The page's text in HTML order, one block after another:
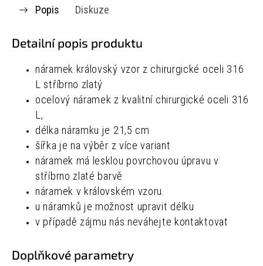
Popis Diskuze
Detailní popis produktu
náramek královský vzor z chirurgické oceli 316
L stříbrno zlatý
ocelový náramek z kvalitní chirurgické oceli 316
L,
délka náramku je 21,5 cm
šířka je na výběr z více variant
náramek má lesklou povrchovou úpravu v
stříbrno zlaté barvě
náramek v královském vzoru.
u náramků je možnost upravit délku
v případě zájmu nás neváhejte kontaktovat
Doplňkové parametry